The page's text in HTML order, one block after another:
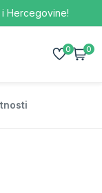
Hercegovine!
0 0